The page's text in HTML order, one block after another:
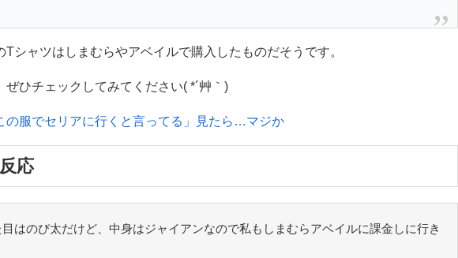
Tシャツはしまむらやアベイルで購入したものだそうです。
ぜひチェックしてみてください( *´艸｀)
の服でセリアに行くと言ってる」見たら…マジか
応
はのび太だけど、中身はジャイアンなので私もしまむらアベイルに課金しに行き